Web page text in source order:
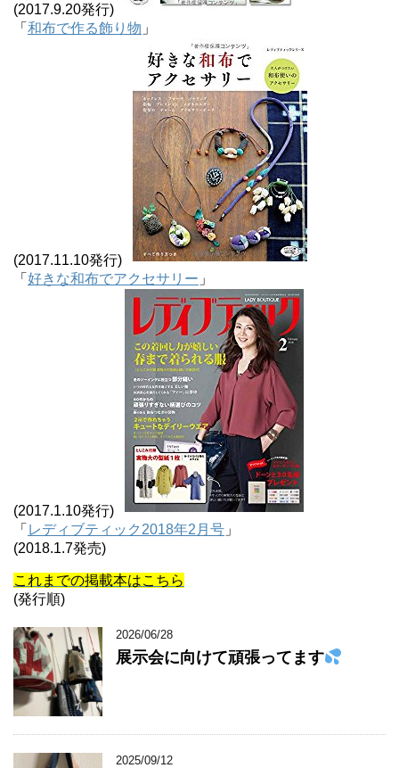
(2017.9.20発行)
「 和布で作る飾り物 」
(2017.11.10発行)
「 好きな和布でアクセサリー 」
(2017.1.10発行)
「 レディブティック2018年2月号 」
(2018.1.7発売)
これまでの掲載本はこちら
(発行順)
2026/06/28
展示会に向けて頑張ってます
2025/09/12